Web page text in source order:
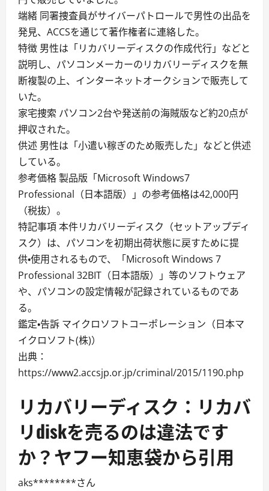
端緒 同署捜査員がサイバーパトロールで男性の出品を
発見、ACCSを通じて著作権者に連絡した。
特徴 男性は「リカバリーディスクの作成代行」などと
説明し、パソコンメーカーのリカバリーディスクを無
断複製の上、インターネットオークションで販売して
いた。
家宅捜索 パソコン2台や発送前の海賊版など約20点が
押収された。
供述 男性は「小遣い稼ぎのため販売した」などと供述
している。
参考価格 製品版「Microsoft Windows7
Professional（日本語版）」の参考価格は42,000円
（税抜）。
特記事項 本件リカバリーディスク（セットアップディ
スク）は、パソコンを初期出荷状態に戻すために提
供・使用されるもので、「Microsoft Windows 7
Professional 32BIT（日本語版）」等のソフトウェア
や、パソコンの設定情報が記録されているものであ
る。
鑑定・告訴 マイクロソフトコーポレーション（日本マ
イクロソフト(株)）
出典：
https://www2.accsjp.or.jp/criminal/2015/1190.php
リカバリーディスク：リカバ
リdiskを売るのは違法です
か？ヤフー知恵袋から引用
aks********さん